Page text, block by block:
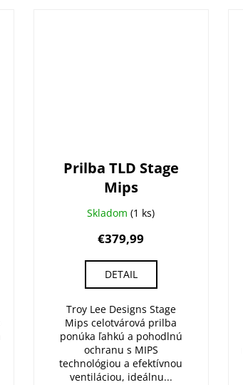
Prilba TLD Stage
Mips
Skladom(1 ks)
€379,99
DETAIL
Troy Lee Designs Stage
Mips celotvárová prilba
ponúka ľahkú a pohodlnú
ochranu s MIPS
technológiou a efektívnou
ventiláciou, ideálnu...